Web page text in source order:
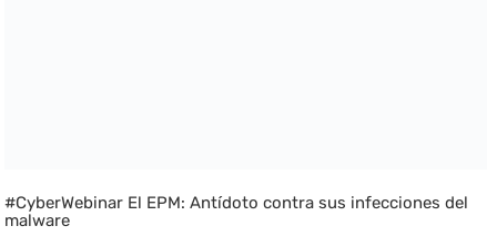
#CyberWebinar El EPM: Antídoto contra sus infecciones del
malware